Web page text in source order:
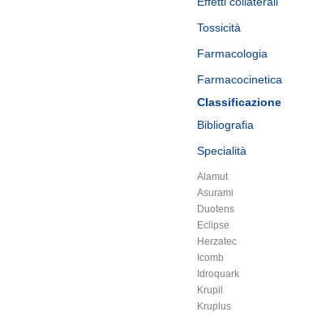
Tossicità
Farmacologia
Farmacocinetica
Classificazione
Bibliografia
Specialità
Alamut
Asurami
Duotens
Eclipse
Herzatec
Icomb
Idroquark
Krupil
Kruplus